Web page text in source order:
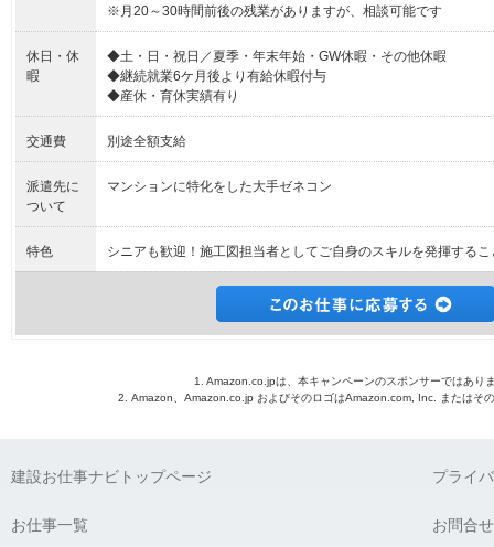
※月20～30時間前後の残業がありますが、相談可能です
休日・休
暇
◆土・日・祝日／夏季・年末年始・GW休暇・その他休暇
◆継続就業6ケ月後より有給休暇付与
◆産休・育休実績有り
交通費 別途全額支給
派遣先に
ついて
マンションに特化をした大手ゼネコン
特色 シニアも歓迎！施工図担当者としてご自身のスキルを発揮する
1. Amazon.co.jpは、本キャンペーンのスポンサーではあり
2. Amazon、Amazon.co.jp およびそのロゴはAmazon.com, Inc. またはそ
建設お仕事ナビトップページ
お仕事一覧
プライ
お問合せ